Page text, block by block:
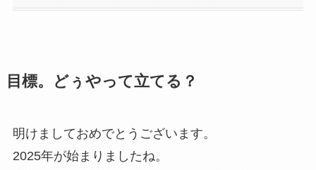
目標。どぅやって立てる？
明けましておめでとうございます。
2025年が始まりましたね。